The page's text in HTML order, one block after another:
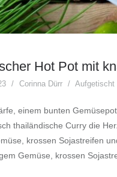
Hot Pot mit
Corinna Dürr Aufgetischt
einem bunten
thailändische Curry die
krossen Sojastreifen
Gemüse, krossen